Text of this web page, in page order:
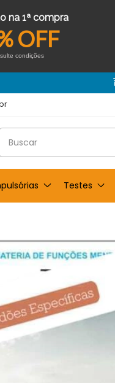
na 1ª compra
OFF
condições
Testes